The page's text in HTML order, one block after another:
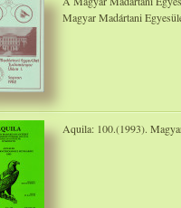
Magyar Madártani
Aquila: 100.(1993).